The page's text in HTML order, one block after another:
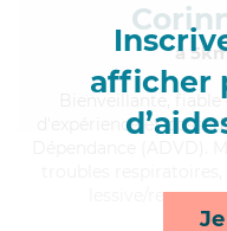
afficher
à
,
d'expérience et
lessive/